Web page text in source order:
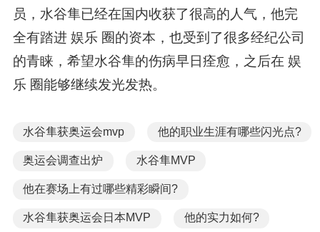
员，水谷隼已经在国内收获了很高的人气，他完
全有踏进 娱乐 圈的资本，也受到了很多经纪公司
的青睐，希望水谷隼的伤病早日痊愈，之后在 娱
乐 圈能够继续发光发热。
水谷隼获奥运会mvp 他的职业生涯有哪些闪光点?
奥运会调查出炉 水谷隼MVP
他在赛场上有过哪些精彩瞬间?
水谷隼获奥运会日本MVP 他的实力如何?